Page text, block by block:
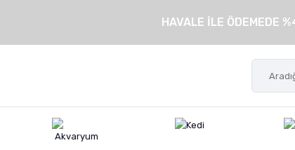
HAVALE İLE ÖDEMEDE